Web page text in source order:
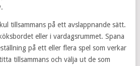
tillsammans på ett avslappnande sätt.
eller i vardagsrummet. Spana
på ett eller flera spel som verkar
tillsammans och välja ut de som